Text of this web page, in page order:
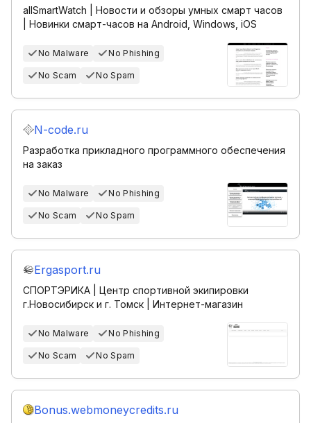
allSmartWatch | Новости и обзоры умных смарт часов
| Новинки смарт-часов на Android, Windows, iOS
No Malware No Phishing
No Scam No Spam
N-code.ru
Разработка прикладного программного обеспечения
на заказ
No Malware No Phishing
No Scam No Spam
Ergasport.ru
СПОРТЭРИКА | Центр спортивной экипировки
г.Новосибирск и г. Томск | Интернет-магазин
No Malware No Phishing
No Scam No Spam
Bonus.webmoneycredits.ru